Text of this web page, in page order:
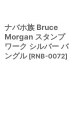
ナバホ族 Bruce
Morgan スタンプ
ワーク シルバー バ
ングル [RNB-0072]